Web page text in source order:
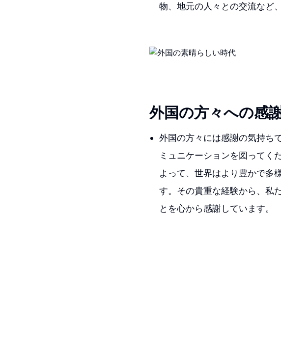
物、地元の人々との交流など
外国の方々への感
外国の方々には感謝の気持ち
ミュニケーションを図ってく
よって、世界はより豊かで多
す。その貴重な経験から、私
とを心から感謝しています。